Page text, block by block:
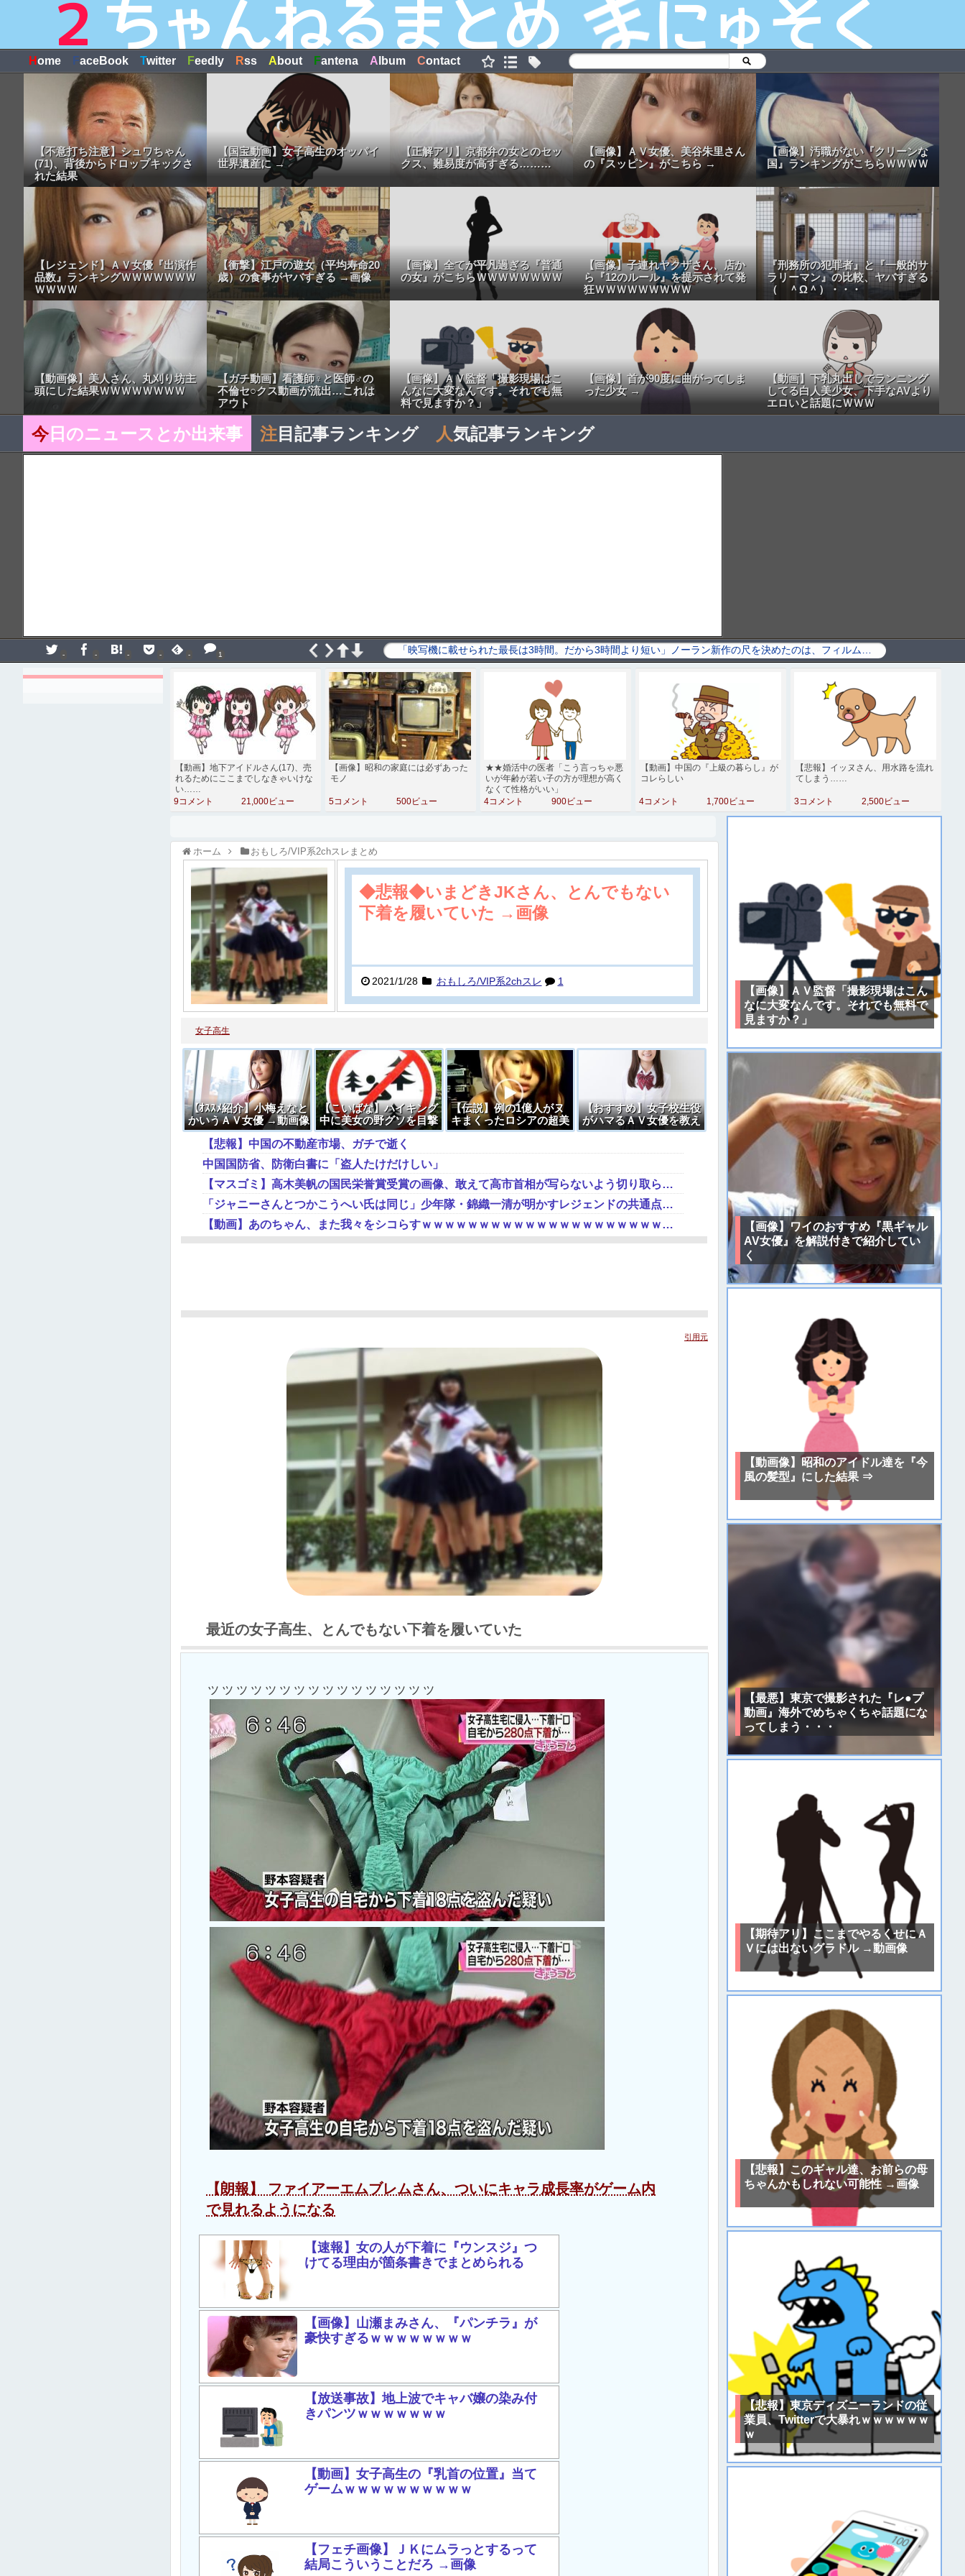
Home FaceBook Twitter Feedly Rss A bout Fantena A lbum Contact
【不意打ち注意】シュワちゃん
(71)、背後からドロップキックさ
れた結果
【国宝動画】女子高生のオッパイ
世界遺産に →
【正解アリ】京都弁の女とのセッ
クス、難易度が高すぎる………
【画像】ＡＶ女優、美谷朱里さん
の『スッピン』がこちら →
【画像】汚職がない『クリーンな
国』ランキングがこちらＷＷＷＷ
【レジェンド】ＡＶ女優『出演作
品数』ランキングＷＷＷＷＷＷＷ
ＷＷＷＷ
【衝撃】江戸の遊女（平均寿命20
歳）の食事がヤバすぎる →画像
【画像】全てが平凡過ぎる『普通
の女』がこちらＷＷＷＷＷＷＷＷ
【画像】子連れヤクザさん、店か
ら『12のルール』を提示されて発
狂ＷＷＷＷＷＷＷＷＷ
『刑務所の犯罪者』と『一般的サ
ラリーマン』の比較、ヤバすぎる
（ ＾Ω＾）・・・
【動画像】美人さん、丸刈り坊主
頭にした結果ＷＷＷＷＷＷＷＷ
【ガチ動画】看護師♀と医師♂の
不倫セ○クス動画が流出…これは
アウト
【画像】ＡＶ監督「撮影現場はこ
んなに大変なんです。それでも無
料で見ますか？」
【画像】首が90度に曲がってしま
った少女 →
【動画】下乳丸出しでランニング
してる白人美少女、下手なAVより
エロいと話題にＷＷＷ
今日のニュースとか出来事 注 目記事ランキング 人気記事ランキング
- - - - - 1
【動画】地下アイドルさん(17)、売
れるためにここまでしなきゃいけな
い……
9コメント
21,000ビュー
【画像】昭和の家庭には必ずあった
モノ
5コメント 500ビュー
★★婚活中の医者「こう言っちゃ悪
いが年齢が若い子の方が理想が高く
なくて性格がいい」
4コメント
900ビュー
【動画】中国の『上級の暮らし』が
コレらしい
4コメント 1,700ビュー
【悲報】イッヌさん、用水路を流れ
てしまう……
3コメント 2,500ビュー
ホーム おもしろ/VIP系2chスレまとめ
◆悲報◆いまどきJKさん、とんでもない
下着を履いていた →画像
2021/1/28 おもしろ/VIP系2chスレ 1
女子高生
【ｵｽｽﾒ紹介】小梅えなと
かいうＡＶ女優 →動画像
【こいばな】ハイキング
中に美女の野グソを目撃
した話
【伝説】例の1億人がヌ
キまくったロシアの超美
少女のセ○クス動画フル
【おすすめ】女子校生役
がハマるＡＶ女優を教え
てくれ
【悲報】中国の不動産市場、ガチで逝く
中国国防省、防衛白書に「盗人たけだけしい」
【マスゴミ】高木美帆の国民栄誉賞受賞の画像、敢えて高市首相が写らないよう切り取られる
「ジャニーさんとつかこうへい氏は同じ」少年隊・錦織一清が明かすレジェンドの共通点と我流の演出論
【動画】あのちゃん、また我々をシコらすｗｗｗｗｗｗｗｗｗｗｗｗｗｗｗｗｗｗｗｗｗｗｗｗ
引用元
最近の女子高生、とんでもない下着を履いていた
ッッッッッッッッッッッッッッッッ
【朗報】 ファイアーエムブレムさん、ついにキャラ成長率がゲーム内
で見れるようになる
【速報】女の人が下着に『ウンスジ』つ
けてる理由が箇条書きでまとめられる
【画像】山瀬まみさん、『パンチラ』が
豪快すぎるｗｗｗｗｗｗｗｗ
【放送事故】地上波でキャバ嬢の染み付
きパンツｗｗｗｗｗｗｗ
【動画】女子高生の『乳首の位置』当て
ゲームｗｗｗｗｗｗｗｗｗｗ
【フェチ画像】ＪＫにムラっとするって
結局こういうことだろ →画像
【画像】ＡＶ監督「撮影現場はこん
なに大変なんです。それでも無料で
見ますか？」
【画像】ワイのおすすめ『黒ギャル
AV女優』を解説付きで紹介してい
く
【動画像】昭和のアイドル達を『今
風の髪型』にした結果 ⇒
【最悪】東京で撮影された『レ●プ
動画』海外でめちゃくちゃ話題にな
ってしまう・・・
【期待アリ】ここまでやるくせにＡ
Ｖには出ないグラドル →動画像
【悲報】このギャル達、お前らの母
ちゃんかもしれない可能性 →画像
【悲報】東京ディズニーランドの従
業員、Twitterで大暴れｗｗｗｗｗｗ
ｗ